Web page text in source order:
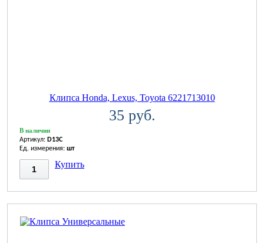
Клипса Honda, Lexus, Toyota 6221713010
35 руб.
В наличии
Артикул: D13C
Ед. измерения: шт
Купить